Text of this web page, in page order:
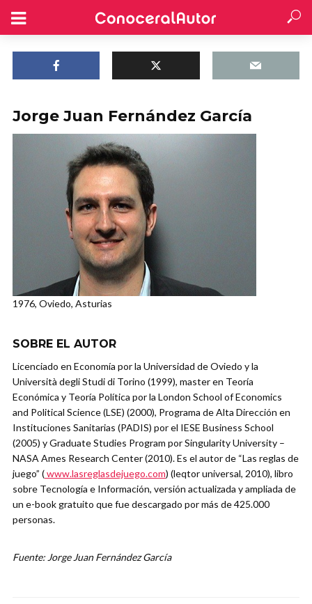
Jorge Juan Fernández García
1976, Oviedo, Asturias
SOBRE EL AUTOR
Licenciado en Economía por la Universidad de Oviedo y la
Università degli Studi di Torino (1999), master en Teoría
Económica y Teoría Política por la London School of Economics
and Political Science (LSE) (2000), Programa de Alta Dirección en
Instituciones Sanitarias (PADIS) por el IESE Business School
(2005) y Graduate Studies Program por Singularity University –
NASA Ames Research Center (2010). Es el autor de “Las reglas de
juego” (www.lasreglasdejuego.com) (leqtor universal, 2010), libro
sobre Tecnología e Información, versión actualizada y ampliada de
un e-book gratuito que fue descargado por más de 425.000
personas.
Fuente: Jorge Juan Fernández García